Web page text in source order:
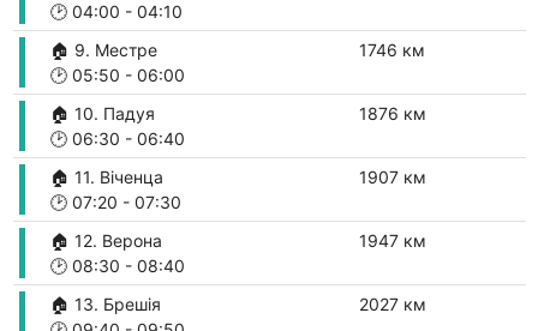
🕑04:00 - 04:10
🏠 9. Местре
🕑05:50 - 06:00
1746 км
🏠 10. Падуя
🕑06:30 - 06:40
1876 км
🏠 11. Віченца
🕑07:20 - 07:30
1907 км
🏠 12. Верона
🕑08:30 - 08:40
1947 км
🏠 13. Брешія
2027 км